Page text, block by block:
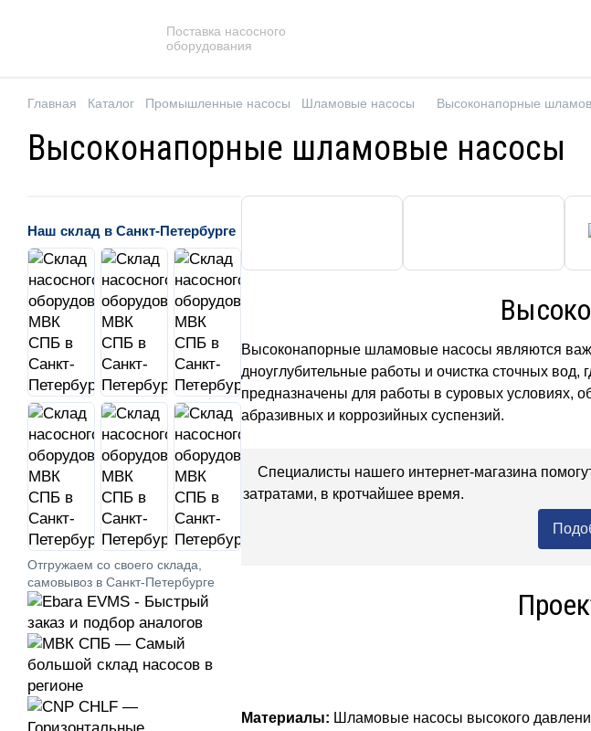
Поставка насосного
оборудования
Главная Каталог Промышленные насосы Шламовые насосы Высоконапорные
Высоконапорные шламовые насосы
Высоконапорные шламовые насосы являются
дноуглубительные работы и очистка сточных
предназначены для работы в суровых условиях,
абразивных и коррозийных суспензий.
Специалисты нашего интернет-магазина
затратами, в кротчайшее время.
Материалы: Шламовые насосы высокого
Наш склад в Санкт-Петербурге
Отгружаем со своего склада,
самовывоз в Санкт-Петербурге